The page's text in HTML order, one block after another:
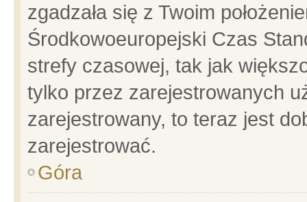
zgadzała się z Twoim
Środkowoeuropejski Czas
strefy czasowej, tak jak
tylko przez zarejestrowanych
zarejestrowany, to teraz jest
zarejestrować.
Góra